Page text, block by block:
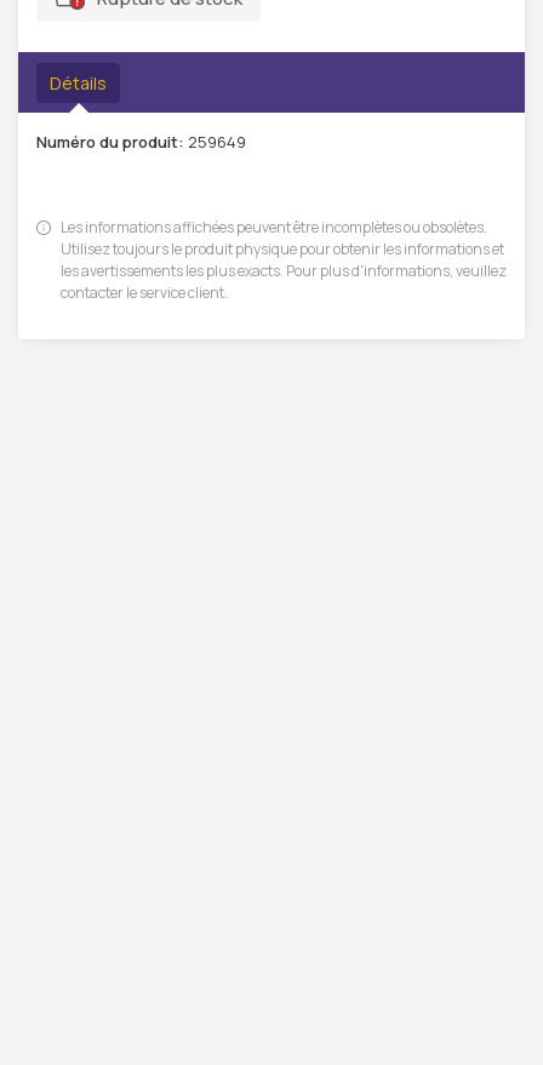
Détails
Numéro du produit: 259649
Les informations affichées peuvent être incomplètes ou obsolètes.
Utilisez toujours le produit physique pour obtenir les informations et
les avertissements les plus exacts. Pour plus d'informations, veuillez
contacter le service client.